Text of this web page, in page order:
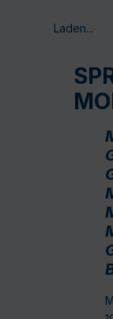
Laden...